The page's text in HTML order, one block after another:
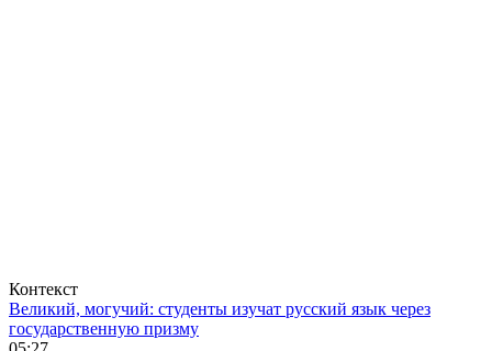
Контекст
Великий, могучий: студенты изучат русский язык через
государственную призму